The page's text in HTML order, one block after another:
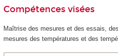
Compétences visées
Maîtrise des mesures et des essais,
mesures des températures et des